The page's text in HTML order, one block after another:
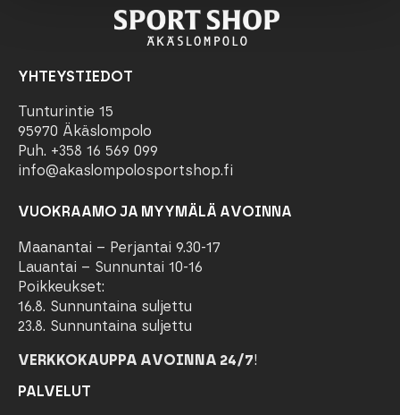
YHTEYSTIEDOT
Tunturintie 15
95970 Äkäslompolo
Puh. +358 16 569 099
info@akaslompolosportshop.fi
VUOKRAAMO JA MYYMÄLÄ AVOINNA
Maanantai – Perjantai 9.30-17
Lauantai – Sunnuntai 10-16
Poikkeukset:
16.8. Sunnuntaina suljettu
23.8. Sunnuntaina suljettu
VERKKOKAUPPA AVOINNA 24/7!
PALVELUT